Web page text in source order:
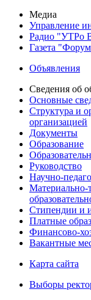
Медиа
Управление
Радио "УТРо
Газета
Объявления
Сведения об
Основные
Структура и
организацией
Документы
Образование
Руководство
Научно-
Материально-
Стипендии и
Платные
Финансово-
Вакантные
Карта сайта
Выборы